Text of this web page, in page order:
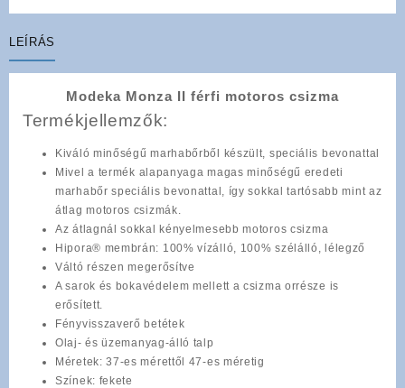
LEÍRÁS
Modeka Monza II férfi motoros csizma
Termékjellemzők:
Kiváló minőségű marhabőrből készült, speciális bevonattal
Mivel a termék alapanyaga magas minőségű eredeti
marhabőr speciális bevonattal, így sokkal tartósabb mint az
átlag motoros csizmák.
Az átlagnál sokkal kényelmesebb motoros csizma
Hipora® membrán: 100% vízálló, 100% szélálló, lélegző
Váltó részen megerősítve
A sarok és bokavédelem mellett a csizma orrésze is
erősített.
Fényvisszaverő betétek
Olaj- és üzemanyag-álló talp
Méretek: 37-es mérettől 47-es méretig
Színek: fekete